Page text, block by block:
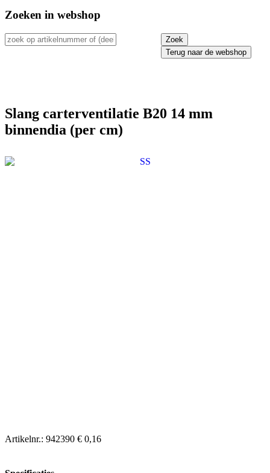
Zoeken in webshop
Terug naar de webshop
Slang carterventilatie B20 14 mm
binnendia (per cm)
Artikelnr.: 942390 € 0,16